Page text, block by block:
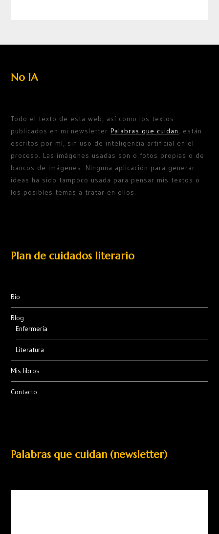
No IA
Todo el texto de esta web, así como los textos
publicados en mi newsletterPalabras que cuidan, están
escritos por mí, sin uso de inteligencia artificial en el
proceso. Las imágenes usadas son o fotos propias o de
bancos de imágenes. Ninguna aplicación para generar
ideas ha sido tampoco usada para pensar mis textos o
los posibles temas a tratar en ellos.
Plan de cuidados literario
Bio
Blog
Enfermería
Literatura
Mis libros
Contacto
Palabras que cuidan (newsletter)